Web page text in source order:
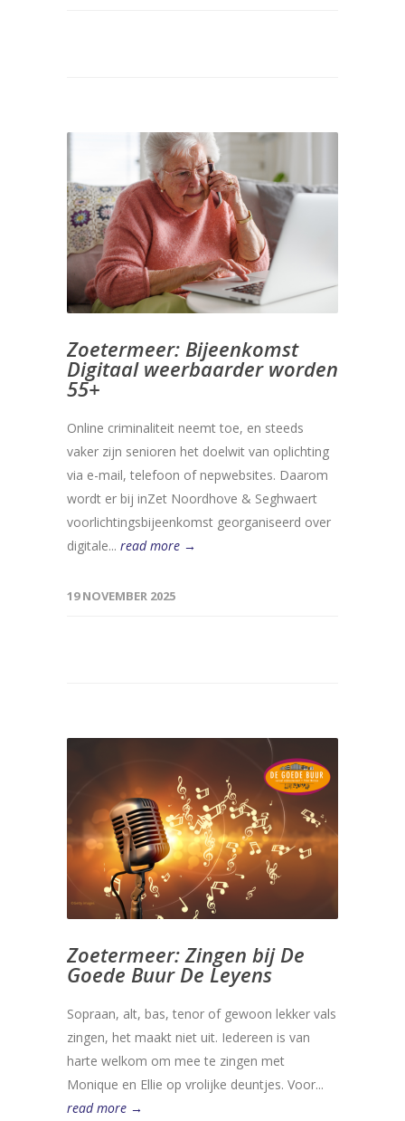
Zoetermeer: Bijeenkomst
Digitaal weerbaarder worden
55+
Online criminaliteit neemt toe, en steeds
vaker zijn senioren het doelwit van oplichting
via e-mail, telefoon of nepwebsites. Daarom
wordt er bij inZet Noordhove & Seghwaert
voorlichtingsbijeenkomst georganiseerd over
digitale... read more →
19 NOVEMBER 2025
Zoetermeer: Zingen bij De
Goede Buur De Leyens
Sopraan, alt, bas, tenor of gewoon lekker vals
zingen, het maakt niet uit. Iedereen is van
harte welkom om mee te zingen met
Monique en Ellie op vrolijke deuntjes. Voor...
read more →